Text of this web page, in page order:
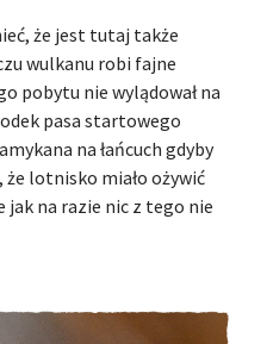
że jest tutaj także
wulkanu robi fajne
pobytu nie wylądował na
pasa startowego
na łańcuch gdyby
lotnisko miało ożywić
na razie nic z tego nie